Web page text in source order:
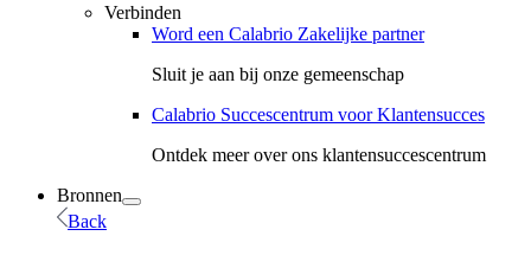
Verbinden
Word een Calabrio Zakelijke partner
Sluit je aan bij onze gemeenschap
Calabrio Succescentrum voor Klantensucces
Ontdek meer over ons klantensuccescentrum
Bronnen
Back